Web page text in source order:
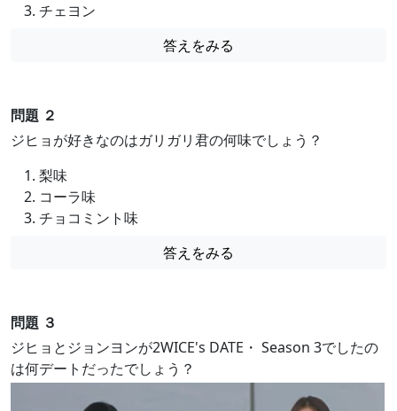
チェヨン
答えをみる
問題 ２
ジヒョが好きなのはガリガリ君の何味でしょう？
梨味
コーラ味
チョコミント味
答えをみる
問題 ３
ジヒョとジョンヨンが2WICE's DATE・ Season 3でしたの
は何デートだったでしょう？